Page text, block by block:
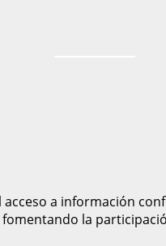
a información
la